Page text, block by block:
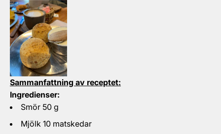
Sammanfattning av receptet:
Ingredienser:
Smör 50 g
Mjölk 10 matskedar